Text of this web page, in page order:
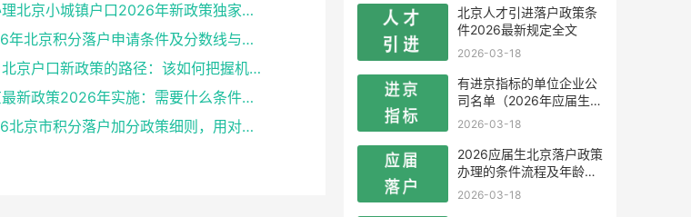
怎么样办理北京小城镇户口2026年新政策独家解读
解析2026年北京积分落户申请条件及分数线与避坑指南
解析落户北京户口新政策的路径：该如何把握机遇？
落户北京最新政策2026年实施：需要什么条件一阅便知
必看2026北京市积分落户加分政策细则，用对策略上岸更快！
北京人才引进落户政策条
件2026最新规定全文
2026-03-18
有进京指标的单位企业公
司名单（2026年应届生留
学生）
2026-03-18
2026应届生北京落户政策
办理的条件流程及年龄限
制
2026-03-18